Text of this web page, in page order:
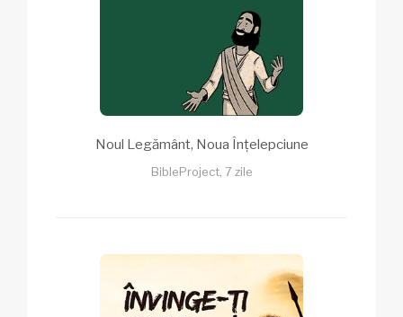
Noul Legământ, Noua Înțelepciune
BibleProject, 7 zile